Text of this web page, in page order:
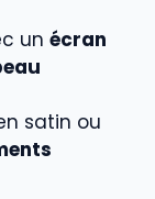
un écran
satin ou